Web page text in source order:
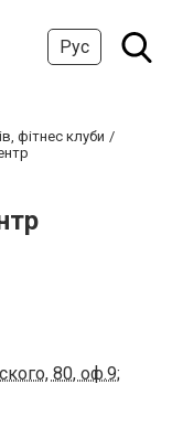
Рус
фітнес клуби
80, оф.9;